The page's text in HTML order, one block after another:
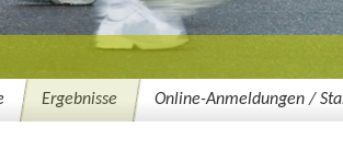
Ergebnisse Online-Anmeldungen /